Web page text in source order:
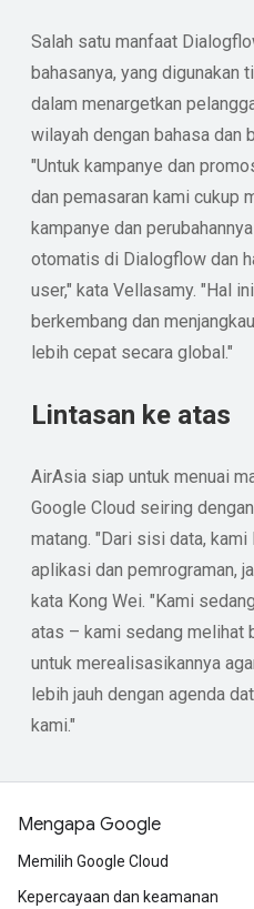
Salah satu manfaat
bahasanya, yang digunakan
dalam menargetkan
wilayah dengan bahasa dan
"Untuk kampanye dan
dan pemasaran kami cukup
kampanye dan
otomatis di Dialogflow dan
user," kata Vellasamy. "Hal
berkembang dan
lebih cepat secara global."
Lintasan ke atas
AirAsia siap untuk menuai
Google Cloud seiring
matang. "Dari sisi data,
aplikasi dan pemrograman,
kata Kong Wei. "Kami
atas – kami sedang melihat
untuk merealisasikannya
lebih jauh dengan agenda
kami."
Mengapa Google
Memilih Google Cloud
Kepercayaan dan keamanan